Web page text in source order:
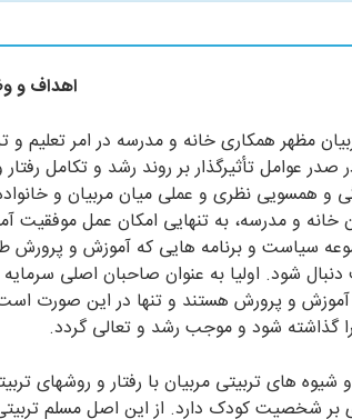
اهداف و
مظهر همکاری خانه و مدرسه در امر تعلیم
صدر عوامل تأثیرگذار بر روند رشد و تکامل
و همسویی نظری و عملی میان مربیان و
خانه و مدرسه، به تنهایی امکان عمل موفقیت
سیاست و برنامه هایی که آموزش و پرورش
شود. اولیا به عنوان صاحبان اصلی
و پرورش هستند و تنها در این صورت
گذاشته شود و موجب رشد و تعالی گردد.
های تربیتی مربیان با رفتار و روشهای
بر شخصیت کودک دارد. از این اصل مسلم